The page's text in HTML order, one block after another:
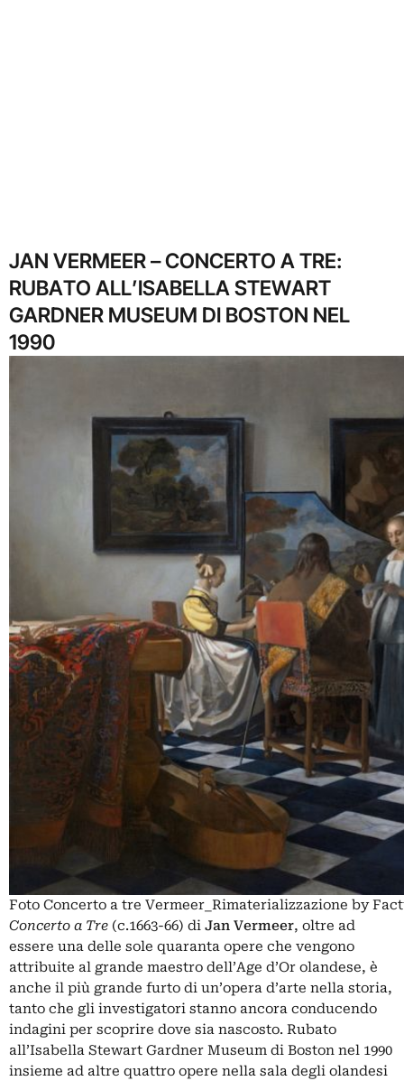
JAN VERMEER – CONCERTO A TRE:
RUBATO ALL’ISABELLA STEWART
GARDNER MUSEUM DI BOSTON NEL
1990
Foto Concerto a tre Vermeer_Rimaterializzazione by
Concerto a Tre (c.1663-66) di Jan Vermeer, oltre ad
essere una delle sole quaranta opere che vengono
attribuite al grande maestro dell’Age d’Or olandese, è
anche il più grande furto di un’opera d’arte nella storia,
tanto che gli investigatori stanno ancora conducendo
indagini per scoprire dove sia nascosto. Rubato
all’Isabella Stewart Gardner Museum di Boston nel 1990
insieme ad altre quattro opere nella sala degli olandesi